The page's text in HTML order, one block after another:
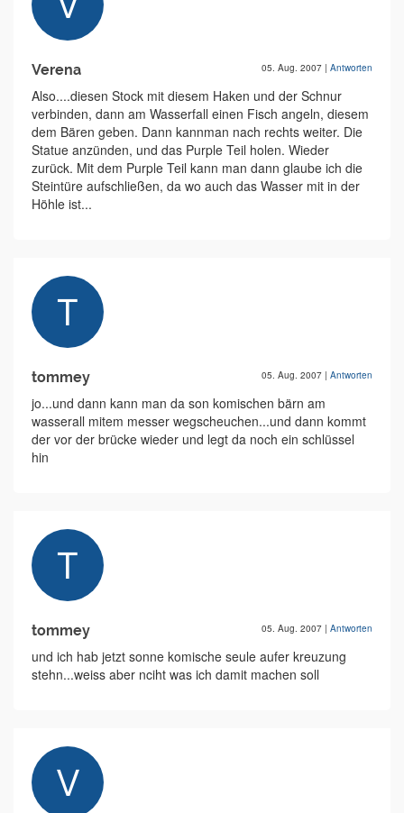
Verena 05. Aug. 2007 | Antworten
Also....diesen Stock mit diesem Haken und der Schnur
verbinden, dann am Wasserfall einen Fisch angeln, diesem
dem Bären geben. Dann kannman nach rechts weiter. Die
Statue anzünden, und das Purple Teil holen. Wieder
zurück. Mit dem Purple Teil kann man dann glaube ich die
Steintüre aufschließen, da wo auch das Wasser mit in der
Höhle ist...
tommey 05. Aug. 2007 | Antworten
jo...und dann kann man da son komischen bärn am
wasserall mitem messer wegscheuchen...und dann kommt
der vor der brücke wieder und legt da noch ein schlüssel
hin
tommey 05. Aug. 2007 | Antworten
und ich hab jetzt sonne komische seule aufer kreuzung
stehn...weiss aber nciht was ich damit machen soll